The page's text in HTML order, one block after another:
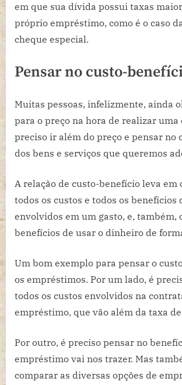
em que sua dívida possui taxas
próprio empréstimo, como é o caso
cheque especial.
Pensar no custo-
Muitas pessoas, infelizmente, ainda
para o preço na hora de realizar uma
preciso ir além do preço e pensar no
dos bens e serviços que queremos
A relação de custo-benefício leva em
todos os custos e todos os benefícios
envolvidos em um gasto, e, também,
benefícios de usar o dinheiro de
Um bom exemplo para pensar o
os empréstimos. Por um lado, é
todos os custos envolvidos na
empréstimo, que vão além da taxa
Por outro, é preciso pensar no
empréstimo vai nos trazer. Mas
comparar as diversas opções de